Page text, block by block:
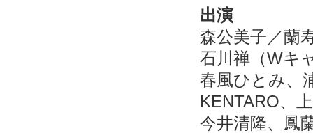
出演
森公美子／蘭
石川禅（Wキ
春風ひとみ、
KENTARO、
今井清隆、鳳